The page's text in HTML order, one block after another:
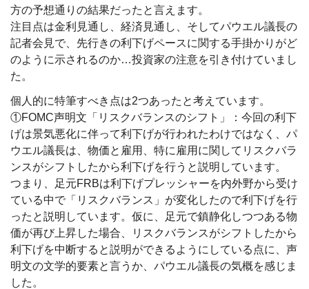
方の予想通りの結果だったと言えます。
注目点は金利見通し、経済見通し、そしてパウエル議長の
記者会見で、先行きの利下げペースに関する手掛かりがど
のように示されるのか…投資家の注意を引き付けていまし
た。
個人的に特筆すべき点は2つあったと考えています。
①FOMC声明文「リスクバランスのシフト」：今回の利下
げは景気悪化に伴って利下げが行われたわけではなく、パ
ウエル議長は、物価と雇用、特に雇用に関してリスクバラ
ンスがシフトしたから利下げを行うと説明しています。
つまり、足元FRBは利下げプレッシャーを内外野から受け
ている中で「リスクバランス」が変化したので利下げを行
ったと説明しています。仮に、足元で鎮静化しつつある物
価が再び上昇した場合、リスクバランスがシフトしたから
利下げを中断すると説明ができるようにしている点に、声
明文の文学的要素と言うか、パウエル議長の気概を感じま
した。